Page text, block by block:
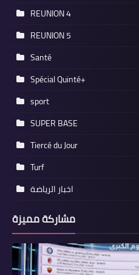
REUNION 4
REUNION 5
Santé
Spécial Quinté+
sport
SUPER BASE
Tiercé du Jour
Turf
اخبار الرياضة
مشاركة مميزة